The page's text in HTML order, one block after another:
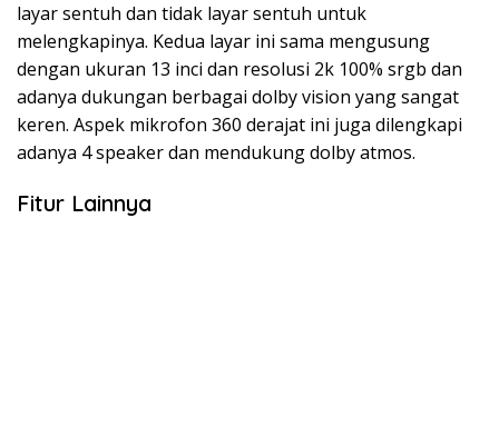
layar sentuh dan tidak layar sentuh untuk
melengkapinya. Kedua layar ini sama mengusung
dengan ukuran 13 inci dan resolusi 2k 100% srgb dan
adanya dukungan berbagai dolby vision yang sangat
keren. Aspek mikrofon 360 derajat ini juga dilengkapi
adanya 4 speaker dan mendukung dolby atmos.
Fitur Lainnya